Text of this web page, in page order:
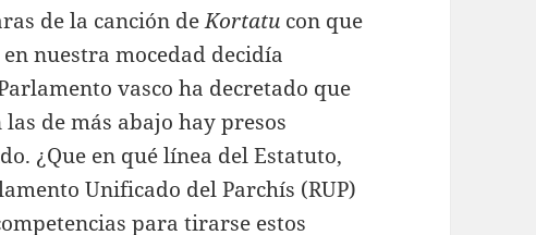
de la canción deKortatu con que
nuestra mocedad decidía
vasco ha decretado que
de más abajo hay presos
¿Que en qué línea del Estatuto,
Unificado del Parchís (RUP)
para tirarse estos